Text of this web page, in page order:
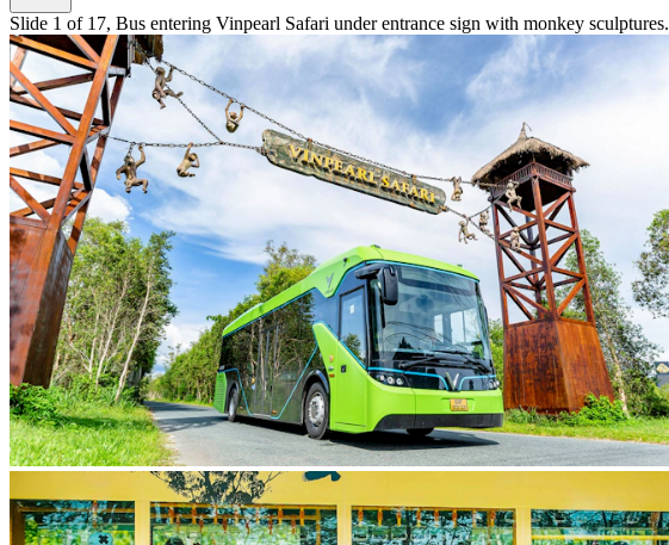
Slide 1 of 17, Bus entering Vinpearl Safari under entrance sign with monkey sculptures.